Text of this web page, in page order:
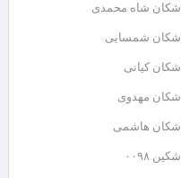
اشکان شاه محمدی
اشکان شمسایی
اشکان کیانی
اشکان مهدوی
اشکان هاشمی
اشکین ۰۰۹۸